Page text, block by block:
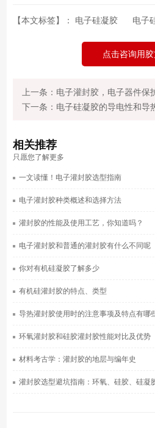
【本文标签】： 电子硅凝胶 电子
点击咨询用
上一条：电子灌封胶，电子器件保
相关推荐
只愿您了解更多
一文读懂！电子灌封胶选型指南
电子灌封胶种类概述和选择方法
灌封胶的性能及使用工艺，你知道吗？
电子灌封胶和普通的灌封胶有什么不同呢
你对有机硅凝胶了解多少
有机硅灌封胶的特点、类型
导热灌封胶使用时的注意事项及特点有哪
环氧灌封胶和硅胶灌封胶性能对比及优势
材料考古学：灌封胶的地层与编年史